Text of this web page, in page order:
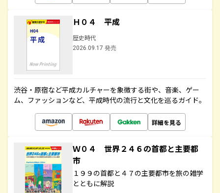
Ｈ０４ 平成
歴史時代
2026.09.17 発売
渋谷・原宿など平成カルチャーを象徴する街や、音楽、ゲー
ム、ファッションなど、平成時代の流行と文化を巡るガイド。
詳細を見る
Ｗ０４ 世界２４６の首都と主要都
市
１９９の首都と４７の主要都市を旅の雑学
とともに解説